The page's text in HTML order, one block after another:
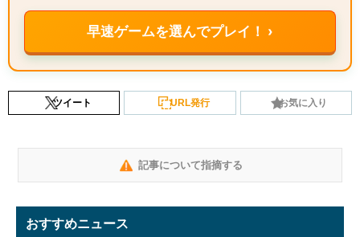
早速ゲームを選んでプレイ！ ›
ツイート URL発行 お気に入り
記事について指摘する
おすすめニュース